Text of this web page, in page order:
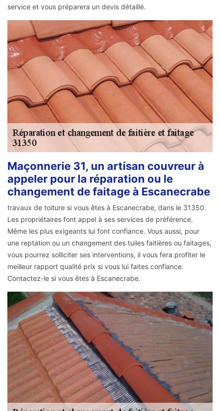
service et vous préparera un devis détaillé.
Maçonnerie 31, un artisan couvreur à
appeler pour la réparation ou le
changement de faitage à Escanecrabe
travaux de toiture si vous êtes à Escanecrabe, dans le 31350.
Les propriétaires font appel à ses services de préférence.
Même les plus exigeants lui font confiance. Vous aussi, pour
une reptation ou un changement des tuiles faitières ou faitages,
vous pourrez solliciter ses interventions, il vous fera profiter le
meilleur rapport qualité prix si vous lui faites confiance.
Contactez-le si vous êtes à Escanecrabe.